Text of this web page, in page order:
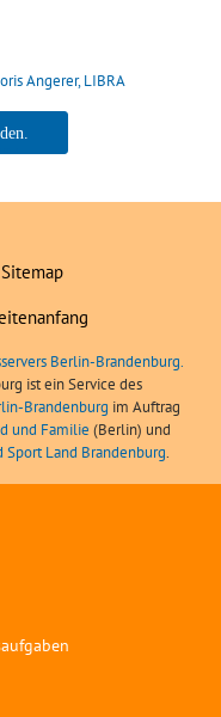
Angerer, LIBRA
Sitemap
Berlin-Brandenburg.
ist ein Service des
Brandenburg im Auftrag
und Familie (Berlin) und
Land Brandenburg.